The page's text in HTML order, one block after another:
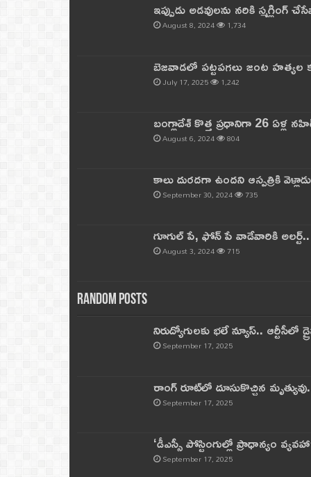
ఇప్పుడు అడవులను నరికి
August 8, 2024 1,734
బెజవాడలో పట్టపగలు జంట
July 17, 2025 1,242
బంగ్లాదేశ్ కొత్త ప్రధానిగా 26 ఏళ్ల
August 6, 2024 804
కాలు దురదగా ఉందని ఆస్పత్రికి
September 30, 2024 735
గూగుల్ పే, ఫోన్ పే వాడేవారికి
August 3, 2024 715
Random Posts
నిరుద్యోగులకు భలే న్యూస్.. ఆర్టీసీలో
September 17, 2025
రాంగ్ రూట్‌లో దూసుకొచ్చిన
September 17, 2025
‘డీఎస్సీ పోస్టింగుల్లో ప్రాధాన్యం
September 17, 2025